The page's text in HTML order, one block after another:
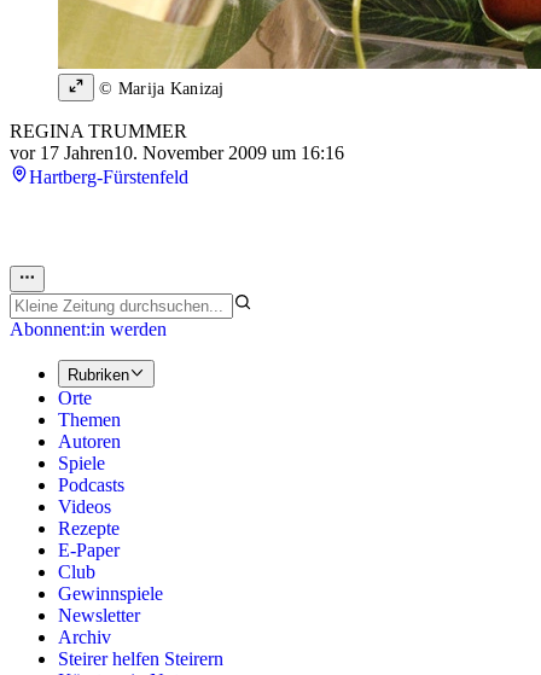
© Marija Kanizaj
REGINA TRUMMER
vor 17 Jahren10. November 2009 um 16:16
Hartberg-Fürstenfeld
Abonnent:in werden
Rubriken
Orte
Themen
Autoren
Spiele
Podcasts
Videos
Rezepte
E-Paper
Club
Gewinnspiele
Newsletter
Archiv
Steirer helfen Steirern